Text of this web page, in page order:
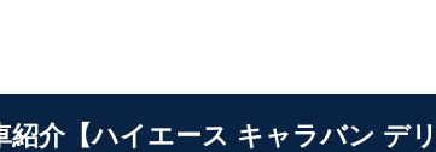
紹介【ハイエース キャラバン デ